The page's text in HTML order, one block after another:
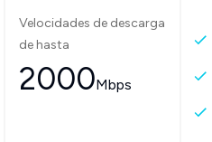
Velocidades de descarga
de hasta
2000Mbps